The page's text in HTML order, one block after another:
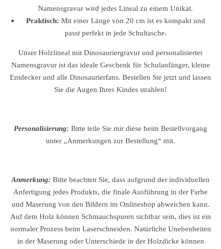
Namensgravur wird jedes Lineal zu einem Unikat.
Praktisch: Mit einer Länge von 20 cm ist es kompakt und
passt perfekt in jede Schultasche.
Unser Holzlineal mit Dinosauriergravur und personalisierter
Namensgravur ist das ideale Geschenk für Schulanfänger, kleine
Entdecker und alle Dinosaurierfans. Bestellen Sie jetzt und lassen
Sie die Augen Ihres Kindes strahlen!
Personalisierung: Bitte teile Sie mir diese beim Bestellvorgang
unter „Anmerkungen zur Bestellung“ mit.
Anmerkung: Bitte beachten Sie, dass aufgrund der individuellen
Anfertigung jedes Produkts, die finale Ausführung in der Farbe
und Maserung von den Bildern im Onlineshop abweichen kann.
Auf dem Holz können Schmauchspuren sichtbar sein, dies ist ein
normaler Prozess beim Laserschneiden. Natürliche Unebenheiten
in der Maserung oder Unterschiede in der Holzdicke können